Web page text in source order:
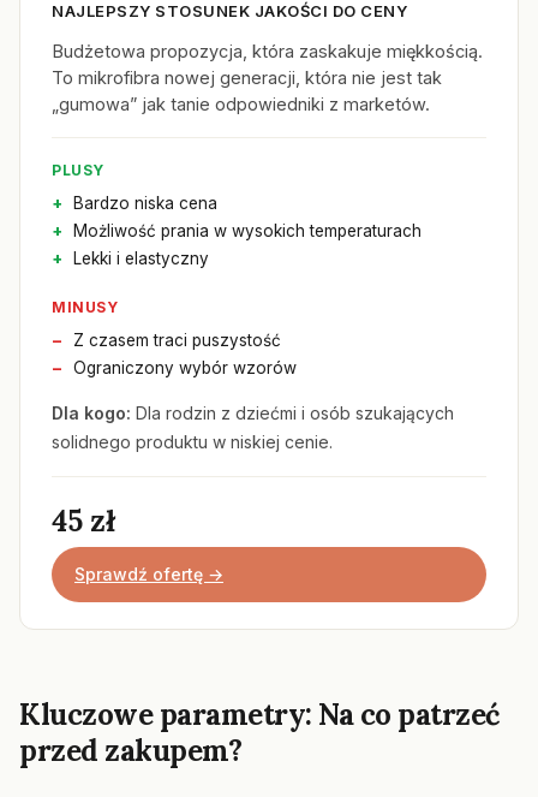
NAJLEPSZY STOSUNEK JAKOŚCI DO CENY
Budżetowa propozycja, która zaskakuje miękkością.
To mikrofibra nowej generacji, która nie jest tak
„gumowa” jak tanie odpowiedniki z marketów.
PLUSY
Bardzo niska cena
Możliwość prania w wysokich temperaturach
Lekki i elastyczny
MINUSY
Z czasem traci puszystość
Ograniczony wybór wzorów
Dla kogo: Dla rodzin z dziećmi i osób szukających
solidnego produktu w niskiej cenie.
45 zł
Sprawdź ofertę →
Kluczowe parametry: Na co patrzeć
przed zakupem?